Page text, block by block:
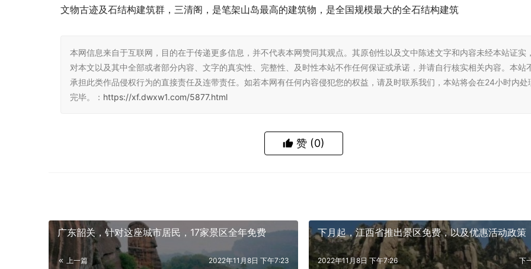
文物古迹及石结构建筑群，三清阁，是笔架山岛最高的建筑物，是全国规模最大的全石结构建筑
本网信息来自于互联网，目的在于传递更多信息，并不代表本网赞同其观点。其原创性以及文中陈述文字和内容未经本站证实
对本文以及其中全部或者部分内容、文字的真实性、完整性、及时性本站不作任何保证或承诺，并请自行核实相关内容。本站
承担此类作品侵权行为的直接责任及连带责任。如若本网有任何内容侵犯您的权益，请及时联系我们，本站将会在24小时内处
完毕。： https://xf.dwxw1.com/5877.html
赞 (0)
广东韶关，针对这座城市居民，17家景区全年免费
上一篇 2022年11月8日 下午7:23
下月起，江西省推出景区免费，以及优惠活动政策
下
2022年11月8日 下午7:26